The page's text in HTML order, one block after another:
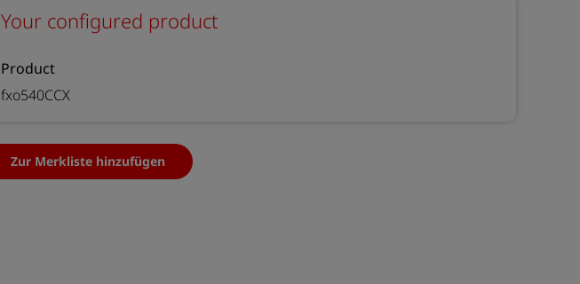
Your configured product
Product
fxo540CCX
Zur Merkliste hinzufügen